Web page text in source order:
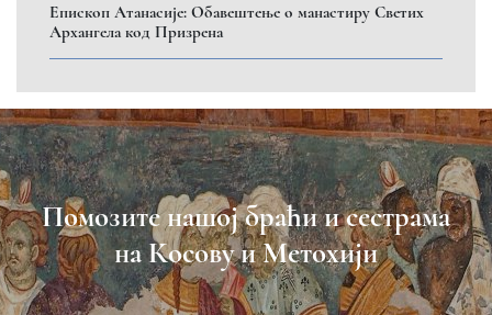
Eпископ Атанасије: Обавештење о манастиру Светих
Архангела код Призрена
Помозите нашој браћи и сестрама
на Косову и Метохији